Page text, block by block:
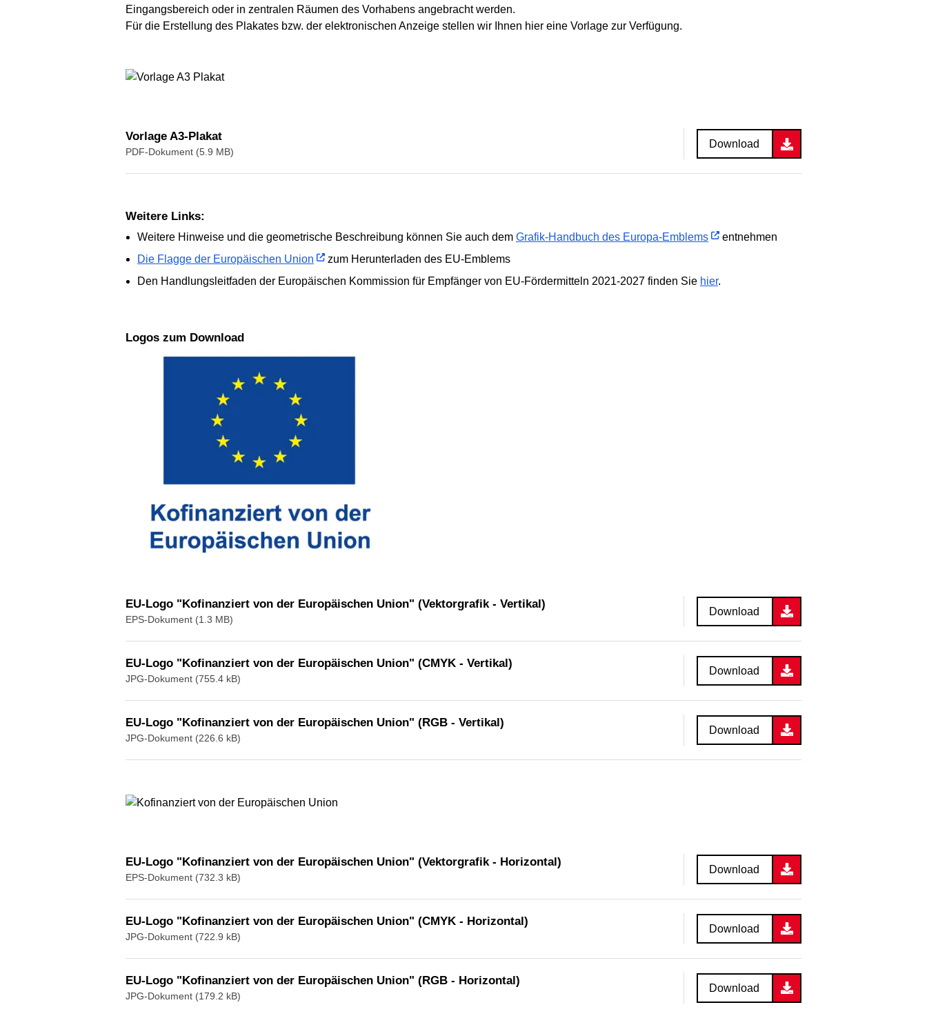
Eingangsbereich oder in zentralen Räumen des Vorhabens angebracht werden.
Für die Erstellung des Plakates bzw. der elektronischen Anzeige stellen wir Ihnen hier eine Vorlage zur Verfügung.
Vorlage A3-Plakat
PDF-Dokument (5.9 MB)
Download
Weitere Links:
Weitere Hinweise und die geometrische Beschreibung können Sie auch dem Grafik-Handbuch des Europa-Emblems
entnehmen
Die Flagge der Europäischen Union
zum Herunterladen des EU-Emblems
Den Handlungsleitfaden der Europäischen Kommission für Empfänger von EU-Fördermitteln 2021-2027 finden Sie hier.
Logos zum Download
EU-Logo "Kofinanziert von der Europäischen Union" (Vektorgrafik - Vertikal)
EPS-Dokument (1.3 MB)
Download
EU-Logo "Kofinanziert von der Europäischen Union" (CMYK - Vertikal)
JPG-Dokument (755.4 kB)
Download
EU-Logo "Kofinanziert von der Europäischen Union" (RGB - Vertikal)
JPG-Dokument (226.6 kB)
Download
EU-Logo "Kofinanziert von der Europäischen Union" (Vektorgrafik - Horizontal)
EPS-Dokument (732.3 kB)
Download
EU-Logo "Kofinanziert von der Europäischen Union" (CMYK - Horizontal)
JPG-Dokument (722.9 kB)
Download
EU-Logo "Kofinanziert von der Europäischen Union" (RGB - Horizontal)
JPG-Dokument (179.2 kB)
Download